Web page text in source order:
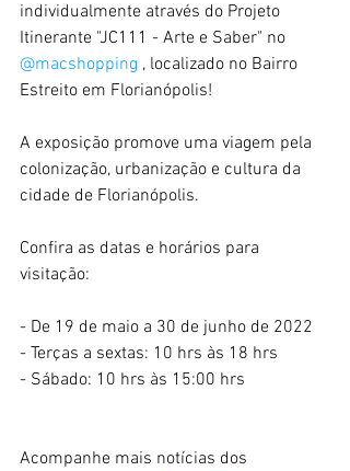
individualmente através do Projeto
Itinerante "JC111 - Arte e Saber" no
@macshopping , localizado no Bairro
Estreito em Florianópolis!
A exposição promove uma viagem pela
colonização, urbanização e cultura da
cidade de Florianópolis.
Confira as datas e horários para
visitação:
- De 19 de maio a 30 de junho de 2022
- Terças a sextas: 10 hrs às 18 hrs
- Sábado: 10 hrs às 15:00 hrs
Acompanhe mais notícias dos